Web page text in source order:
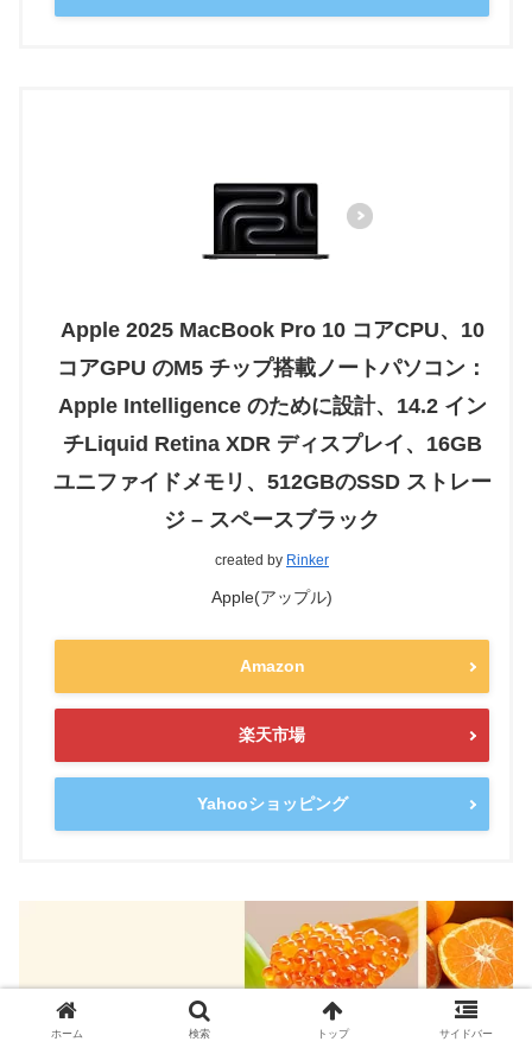
Apple 2025 MacBook Pro 10 コアCPU、10
コアGPU のM5 チップ搭載ノートパソコン：
Apple Intelligence のために設計、14.2 イン
チLiquid Retina XDR ディスプレイ、16GB
ユニファイドメモリ、512GBのSSD ストレー
ジ – スペースブラック
created by Rinker
Apple(アップル)
Amazon
楽天市場
Yahooショッピング
ホーム 検索 トップ サイドバー